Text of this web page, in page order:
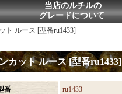
当店のルチルの
グレードについて
ト ルース [型番ru1433]
カット ルース [型番ru1433]
番 ru1433